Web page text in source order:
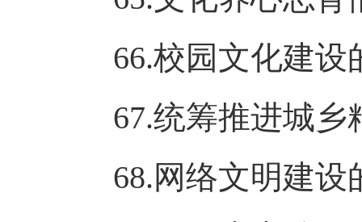
66.校园文化建
67.统筹推进城
68.网络文明建